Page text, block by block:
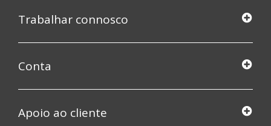
Trabalhar connosco
Conta
Apoio ao cliente